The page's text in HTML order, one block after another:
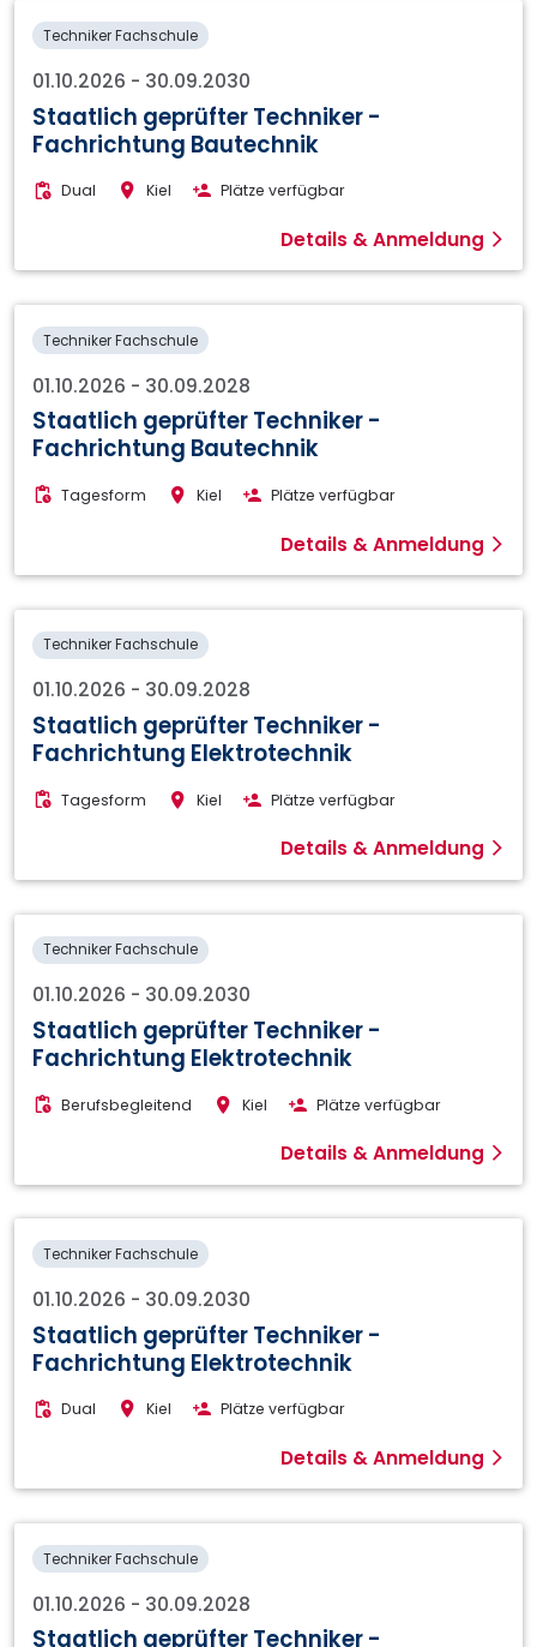
Techniker Fachschule
01.10.2026 - 30.09.2030
Staatlich geprüfter Techniker -
Fachrichtung Bautechnik
Dual Kiel Plätze verfügbar
Details & Anmeldung
Techniker Fachschule
01.10.2026 - 30.09.2028
Staatlich geprüfter Techniker -
Fachrichtung Bautechnik
Tagesform Kiel Plätze verfügbar
Details & Anmeldung
Techniker Fachschule
01.10.2026 - 30.09.2028
Staatlich geprüfter Techniker -
Fachrichtung Elektrotechnik
Tagesform Kiel Plätze verfügbar
Details & Anmeldung
Techniker Fachschule
01.10.2026 - 30.09.2030
Staatlich geprüfter Techniker -
Fachrichtung Elektrotechnik
Berufsbegleitend Kiel Plätze verfügbar
Details & Anmeldung
Techniker Fachschule
01.10.2026 - 30.09.2030
Staatlich geprüfter Techniker -
Fachrichtung Elektrotechnik
Dual Kiel Plätze verfügbar
Details & Anmeldung
Techniker Fachschule
01.10.2026 - 30.09.2028
Staatlich geprüfter Techniker -